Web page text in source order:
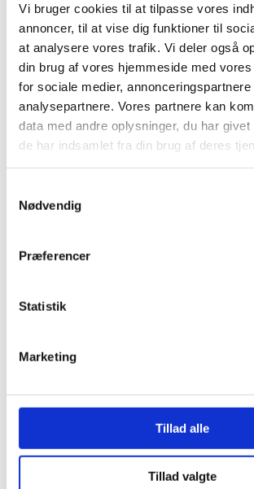
Vi bruger cookies til at tilpasse vores
annoncer, til at vise dig funktioner til
at analysere vores trafik. Vi deler også
din brug af vores hjemmeside med
for sociale medier, annonceringspartnere
analysepartnere. Vores partnere kan
data med andre oplysninger, du har
de har indsamlet fra din brug af deres
Nødvendig
Præferencer
Statistik
Marketing
Tillad alle
Tillad valgte